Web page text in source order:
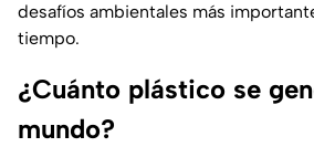
desafíos ambientales más
tiempo.
¿Cuánto plástico se
mundo?